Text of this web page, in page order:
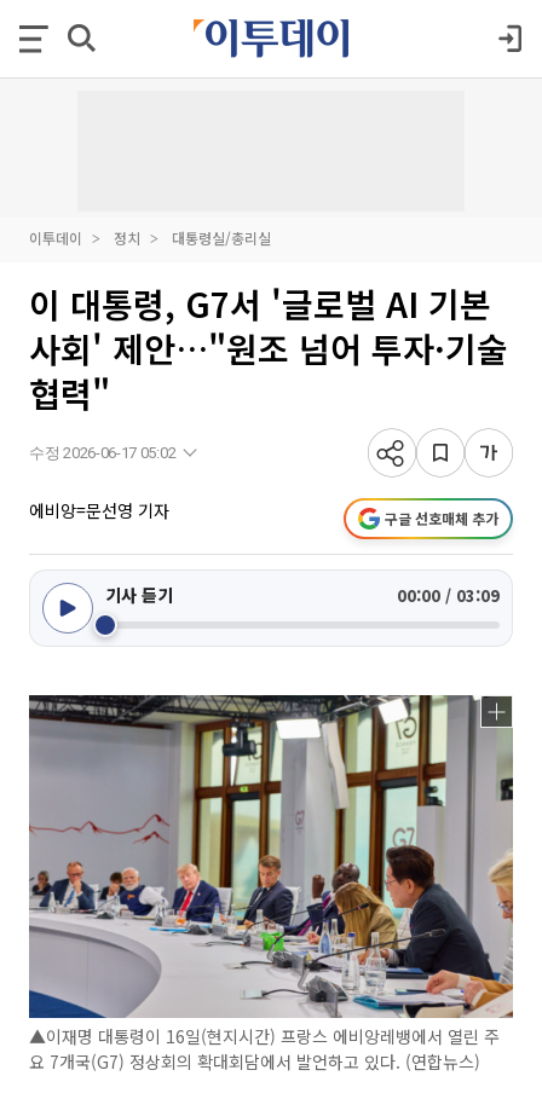
이투데이 정치 대통령실/총리실
이 대통령, G7서 '글로벌 AI 기본
사회' 제안…"원조 넘어 투자·기술
협력"
수정 2026-06-17 05:02
에비앙=문선영 기자 구글 선호매체 추가
기사 듣기 00:00 / 03:09
▲이재명 대통령이 16일(현지시간) 프랑스 에비앙레뱅에서 열린 주
요 7개국(G7) 정상회의 확대회담에서 발언하고 있다. (연합뉴스)